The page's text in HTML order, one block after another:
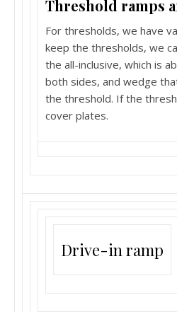
Threshold ramps
For thresholds, we have
keep the thresholds, we
the all-inclusive, which is
both sides, and wedge
the threshold. If the
cover plates.
Drive-in ramp